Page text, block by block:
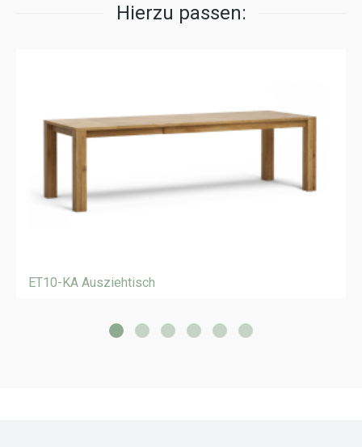
Hierzu passen:
ET10-KA Ausziehtisch